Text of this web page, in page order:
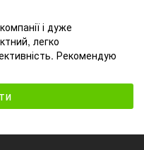
і дуже
легко
Рекомендую